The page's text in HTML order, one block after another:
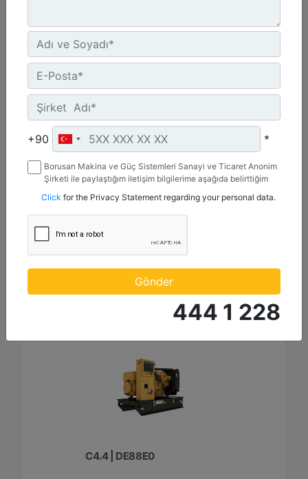
C3.3 | DE50E0
Minimum Rating :
45.0 kVA
Maximum Rating :
50.0 kVA
Detay Teklif Al
C4.4 | DE88E0
+90 *
Borusan Makina ve Güç Sistemleri Sanayi ve Ticaret Anonim
Şirketi ile paylaştığım iletişim bilgilerime aşağıda belirttiğim
mesaj gönderilmesine izin veriyorum.
Click for the Privacy Statement regarding your personal data.
Gönder
444 1 228